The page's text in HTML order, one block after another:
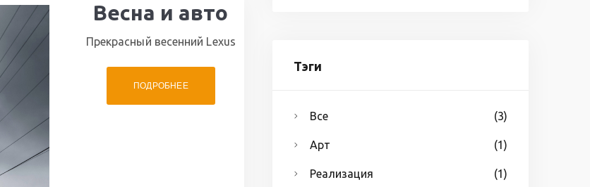
Весна и авто
Прекрасный весенний Lexus
ПОДРОБНЕЕ
Тэги
Все (3)
Арт (1)
Реализация (1)